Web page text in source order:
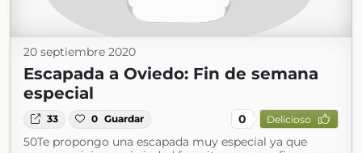
20 septiembre 2020
Escapada a Oviedo: Fin de semana
especial
33 0 Guardar 0 Delicioso
50Te propongo una escapada muy especial ya que